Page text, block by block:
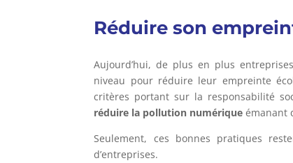
Réduire son
Aujourd’hui, de plus en plus
niveau pour réduire leur empreinte
critères portant sur la responsabilité
réduire la pollution numérique émanant
Seulement, ces bonnes pratiques
d’entreprises.